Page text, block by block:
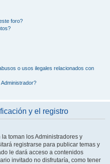
foro?
o usos ilegales relacionados con
y el registro
toman los Administradores y
registrarse para publicar temas y
le dará acceso a contenidos
invitado no disfrutaría, como tener